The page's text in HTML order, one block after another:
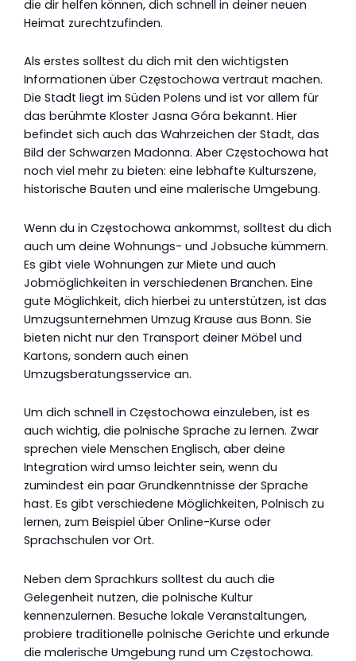
die dir helfen können, dich schnell in deiner neuen
Heimat zurechtzufinden.
Als erstes solltest du dich mit den wichtigsten
Informationen über Częstochowa vertraut machen.
Die Stadt liegt im Süden Polens und ist vor allem für
das berühmte Kloster Jasna Góra bekannt. Hier
befindet sich auch das Wahrzeichen der Stadt, das
Bild der Schwarzen Madonna. Aber Częstochowa hat
noch viel mehr zu bieten: eine lebhafte Kulturszene,
historische Bauten und eine malerische Umgebung.
Wenn du in Częstochowa ankommst, solltest du dich
auch um deine Wohnungs- und Jobsuche kümmern.
Es gibt viele Wohnungen zur Miete und auch
Jobmöglichkeiten in verschiedenen Branchen. Eine
gute Möglichkeit, dich hierbei zu unterstützen, ist das
Umzugsunternehmen Umzug Krause aus Bonn. Sie
bieten nicht nur den Transport deiner Möbel und
Kartons, sondern auch einen
Umzugsberatungsservice an.
Um dich schnell in Częstochowa einzuleben, ist es
auch wichtig, die polnische Sprache zu lernen. Zwar
sprechen viele Menschen Englisch, aber deine
Integration wird umso leichter sein, wenn du
zumindest ein paar Grundkenntnisse der Sprache
hast. Es gibt verschiedene Möglichkeiten, Polnisch zu
lernen, zum Beispiel über Online-Kurse oder
Sprachschulen vor Ort.
Neben dem Sprachkurs solltest du auch die
Gelegenheit nutzen, die polnische Kultur
kennenzulernen. Besuche lokale Veranstaltungen,
probiere traditionelle polnische Gerichte und erkunde
die malerische Umgebung rund um Częstochowa.